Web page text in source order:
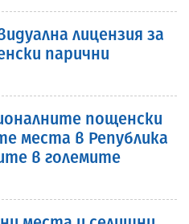
лицензия за
парични
пощенски
места в Република
в големите